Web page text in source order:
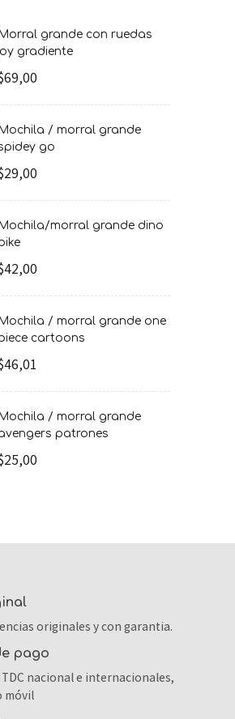
morral grande con ruedas
gradiente
mochila / morral grande
go
mochila/morral grande dino
mochila / morral grande one
cartoons
mochila / morral grande
patrones
originales y con garantia.
pago
nacional e internacionales,
móvil